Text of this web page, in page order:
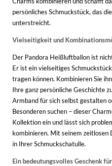
persönliches Schmuckstück, das
unterstreicht.
Vielseitigkeit und
Der Pandora Heißluftballon ist
Er ist ein vielseitiges
tragen können. Kombinieren Sie
Ihre ganz persönliche Geschichte
Armband für sich selbst gestalten
Besonderen suchen – dieser
Kollektion ein und lässt sich
kombinieren. Mit seinem zeitlosen
in Ihrer Schmuckschatulle.
Ein bedeutungsvolles Geschenk